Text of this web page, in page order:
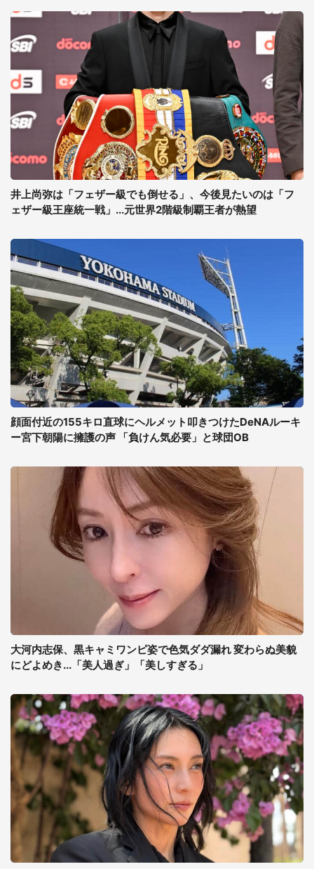
井上尚弥は「フェザー級でも倒せる」、今後見たいのは「フ
ェザー級王座統一戦」...元世界2階級制覇王者が熱望
顔面付近の155キロ直球にヘルメット叩きつけたDeNAルーキ
ー宮下朝陽に擁護の声 「負けん気必要」と球団OB
大河内志保、黒キャミワンピ姿で色気ダダ漏れ 変わらぬ美貌
にどよめき...「美人過ぎ」「美しすぎる」